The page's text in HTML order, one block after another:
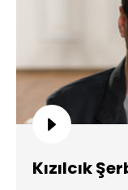
Kızılcık